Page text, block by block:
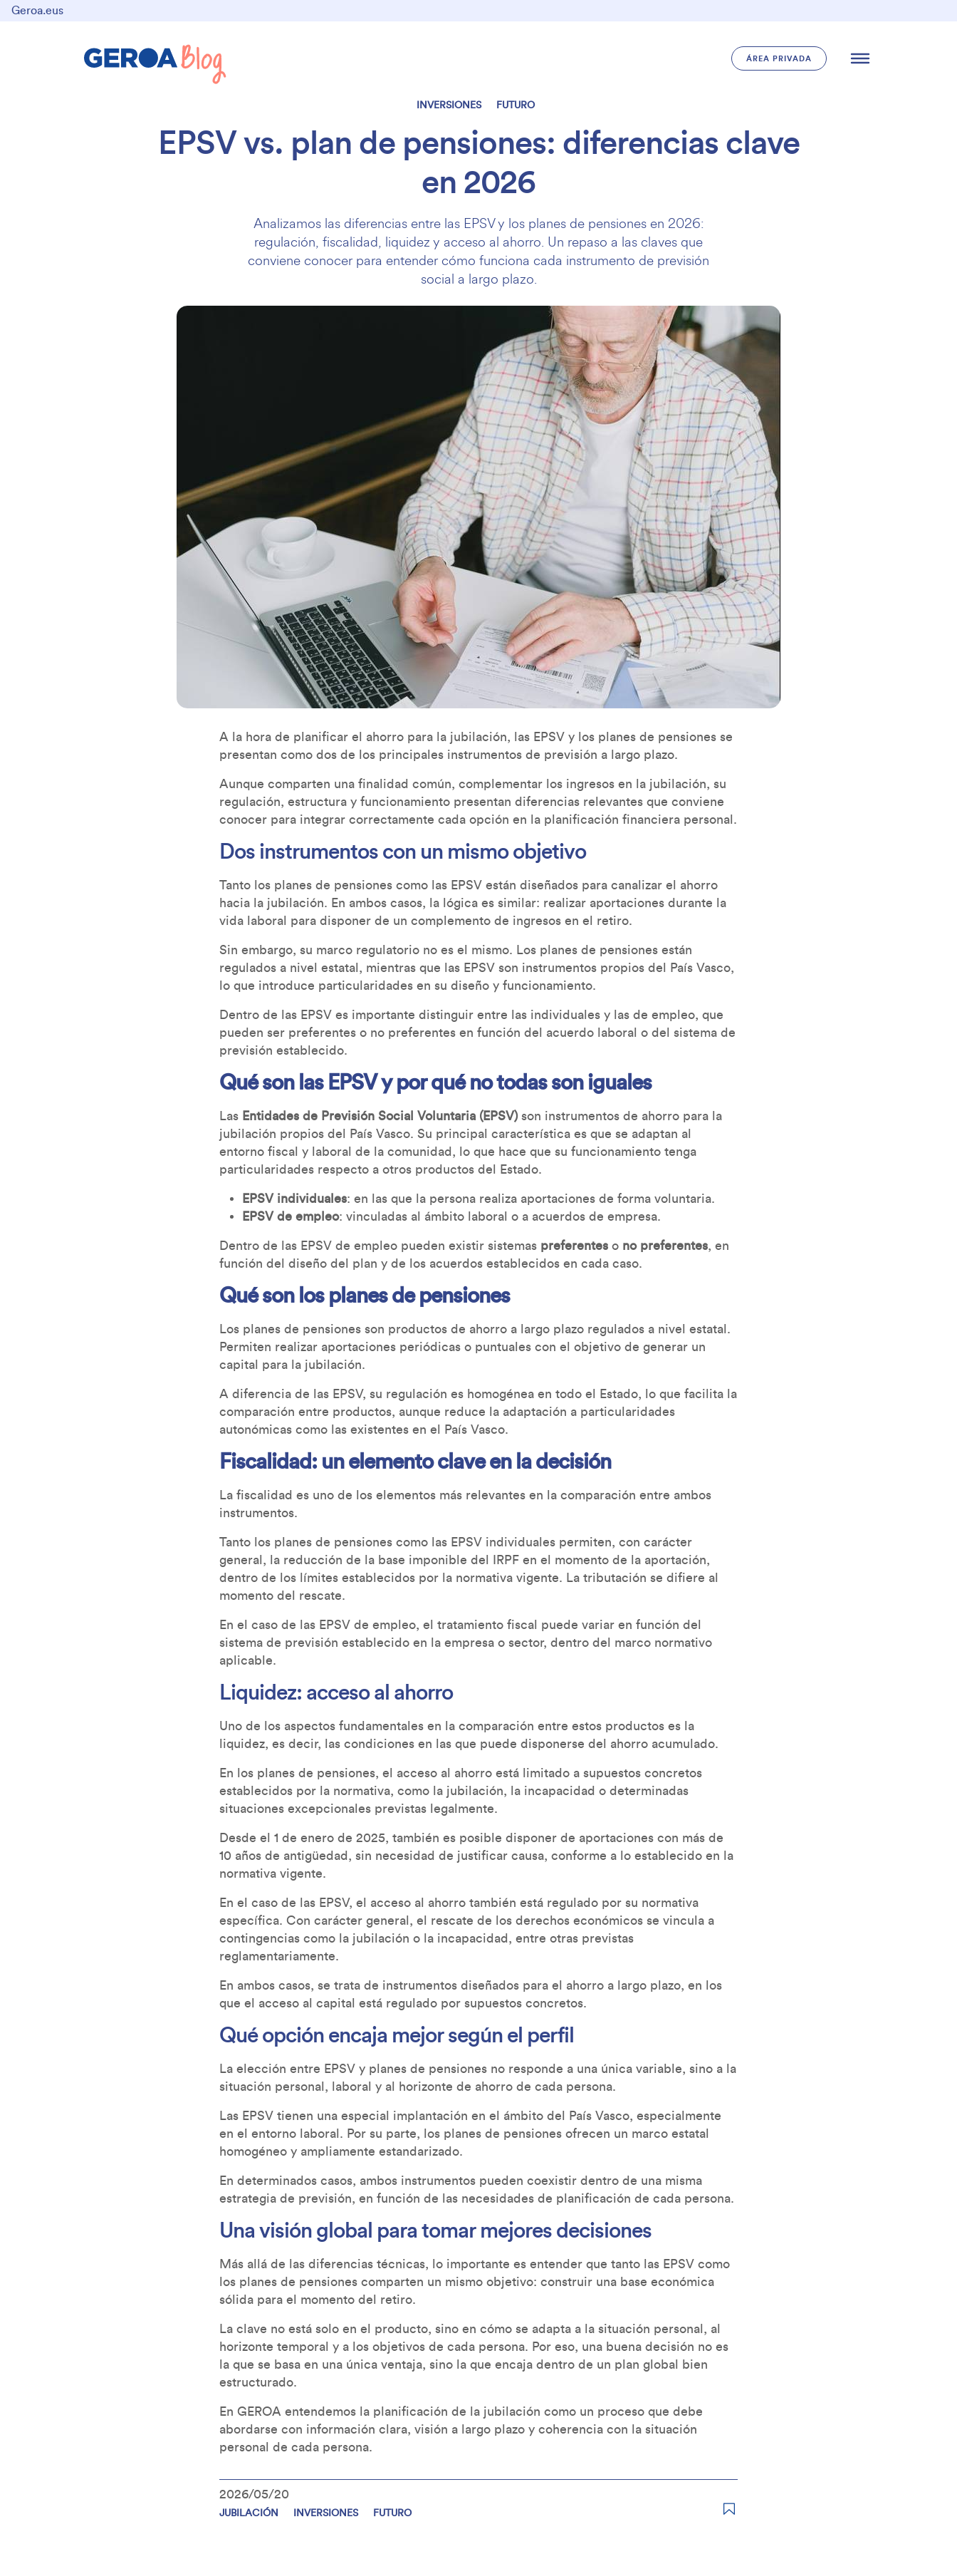
Geroa.eus
ÁREA PRIVADA
INVERSIONES FUTURO
EPSV vs. plan de pensiones: diferencias clave
en 2026
Analizamos las diferencias entre las EPSV y los planes de pensiones en 2026:
regulación, fiscalidad, liquidez y acceso al ahorro. Un repaso a las claves que
conviene conocer para entender cómo funciona cada instrumento de previsión
social a largo plazo.
A la hora de planificar el ahorro para la jubilación, las EPSV y los planes de pensiones se
presentan como dos de los principales instrumentos de previsión a largo plazo.
Aunque comparten una finalidad común, complementar los ingresos en la jubilación, su
regulación, estructura y funcionamiento presentan diferencias relevantes que conviene
conocer para integrar correctamente cada opción en la planificación financiera personal.
Dos instrumentos con un mismo objetivo
Tanto los planes de pensiones como las EPSV están diseñados para canalizar el ahorro
hacia la jubilación. En ambos casos, la lógica es similar: realizar aportaciones durante la
vida laboral para disponer de un complemento de ingresos en el retiro.
Sin embargo, su marco regulatorio no es el mismo. Los planes de pensiones están
regulados a nivel estatal, mientras que las EPSV son instrumentos propios del País Vasco,
lo que introduce particularidades en su diseño y funcionamiento.
Dentro de las EPSV es importante distinguir entre las individuales y las de empleo, que
pueden ser preferentes o no preferentes en función del acuerdo laboral o del sistema de
previsión establecido.
Qué son las EPSV y por qué no todas son iguales
Las Entidades de Previsión Social Voluntaria (EPSV)son instrumentos de ahorro para la
jubilación propios del País Vasco. Su principal característica es que se adaptan al
entorno fiscal y laboral de la comunidad, lo que hace que su funcionamiento tenga
particularidades respecto a otros productos del Estado.
EPSV individuales: en las que la persona realiza aportaciones de forma voluntaria.
EPSV de empleo: vinculadas al ámbito laboral o a acuerdos de empresa.
Dentro de las EPSV de empleo pueden existir sistemas preferentes o no preferentes, en
función del diseño del plan y de los acuerdos establecidos en cada caso.
Qué son los planes de pensiones
Los planes de pensiones son productos de ahorro a largo plazo regulados a nivel estatal.
Permiten realizar aportaciones periódicas o puntuales con el objetivo de generar un
capital para la jubilación.
A diferencia de las EPSV, su regulación es homogénea en todo el Estado, lo que facilita la
comparación entre productos, aunque reduce la adaptación a particularidades
autonómicas como las existentes en el País Vasco.
Fiscalidad: un elemento clave en la decisión
La fiscalidad es uno de los elementos más relevantes en la comparación entre ambos
instrumentos.
Tanto los planes de pensiones como las EPSV individuales permiten, con carácter
general, la reducción de la base imponible del IRPF en el momento de la aportación,
dentro de los límites establecidos por la normativa vigente. La tributación se difiere al
momento del rescate.
En el caso de las EPSV de empleo, el tratamiento fiscal puede variar en función del
sistema de previsión establecido en la empresa o sector, dentro del marco normativo
aplicable.
Liquidez: acceso al ahorro
Uno de los aspectos fundamentales en la comparación entre estos productos es la
liquidez, es decir, las condiciones en las que puede disponerse del ahorro acumulado.
En los planes de pensiones, el acceso al ahorro está limitado a supuestos concretos
establecidos por la normativa, como la jubilación, la incapacidad o determinadas
situaciones excepcionales previstas legalmente.
Desde el 1 de enero de 2025, también es posible disponer de aportaciones con más de
10 años de antigüedad, sin necesidad de justificar causa, conforme a lo establecido en la
normativa vigente.
En el caso de las EPSV, el acceso al ahorro también está regulado por su normativa
específica. Con carácter general, el rescate de los derechos económicos se vincula a
contingencias como la jubilación o la incapacidad, entre otras previstas
reglamentariamente.
En ambos casos, se trata de instrumentos diseñados para el ahorro a largo plazo, en los
que el acceso al capital está regulado por supuestos concretos.
Qué opción encaja mejor según el perfil
La elección entre EPSV y planes de pensiones no responde a una única variable, sino a la
situación personal, laboral y al horizonte de ahorro de cada persona.
Las EPSV tienen una especial implantación en el ámbito del País Vasco, especialmente
en el entorno laboral. Por su parte, los planes de pensiones ofrecen un marco estatal
homogéneo y ampliamente estandarizado.
En determinados casos, ambos instrumentos pueden coexistir dentro de una misma
estrategia de previsión, en función de las necesidades de planificación de cada persona.
Una visión global para tomar mejores decisiones
Más allá de las diferencias técnicas, lo importante es entender que tanto las EPSV como
los planes de pensiones comparten un mismo objetivo: construir una base económica
sólida para el momento del retiro.
La clave no está solo en el producto, sino en cómo se adapta a la situación personal, al
horizonte temporal y a los objetivos de cada persona. Por eso, una buena decisión no es
la que se basa en una única ventaja, sino la que encaja dentro de un plan global bien
estructurado.
En GEROA entendemos la planificación de la jubilación como un proceso que debe
abordarse con información clara, visión a largo plazo y coherencia con la situación
personal de cada persona.
2026/05/20
JUBILACIÓN INVERSIONES FUTURO